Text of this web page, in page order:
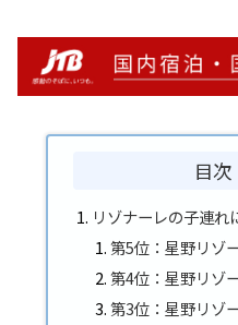
目次
リゾナーレの子連れ
第5位：星野リゾ
第4位：星野リゾ
第3位：星野リゾ